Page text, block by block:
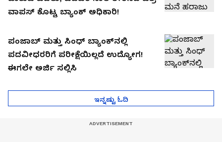
ವಾಪಸ್ ಕೊಟ್ಟ ಬ್ಯಾಂಕ್ ಅಧಿಕಾರಿ!
ಪಂಜಾಬ್ ಮತ್ತು ಸಿಂಧ್ ಬ್ಯಾಂಕ್‌ನಲ್ಲಿ
ಪದವೀಧರರಿಗೆ ಪರೀಕ್ಷೆಯಿಲ್ಲದೆ ಉದ್ಯೋಗ!
ಈಗಲೇ ಅರ್ಜಿ ಸಲ್ಲಿಸಿ
ಇನ್ನಷ್ಟು ಓದಿ